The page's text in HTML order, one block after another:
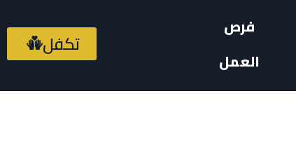
فرص
العمل
تكفل